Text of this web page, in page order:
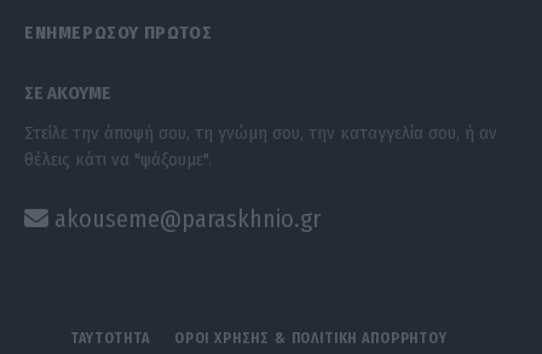
ΕΝΗΜΕΡΩΣΟΥ ΠΡΩΤΟΣ
ΣΕ ΑΚΟΥΜΕ
Στείλε την άποψή σου, τη γνώμη σου, την καταγγελία σου, ή αν
θέλεις κάτι να "ψάξουμε".
akouseme@paraskhnio.gr
ΤΑΥΤΟΤΗΤΑ ΟΡΟΙ ΧΡΗΣΗΣ & ΠΟΛΙΤΙΚΗ ΑΠΟΡΡΗΤΟΥ